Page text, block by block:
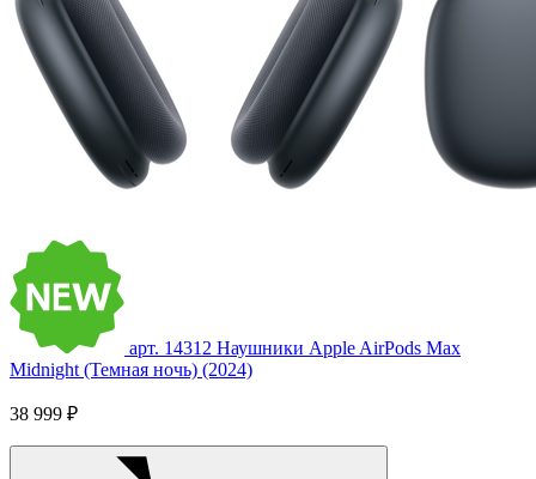
арт. 14312 Наушники Apple AirPods Max
Midnight (Темная ночь) (2024)
38 999 ₽